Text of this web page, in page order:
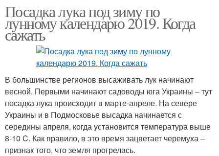
Посадка лука под зиму по
лунному календарю 2019. Когда
сажать
В большинстве регионов высаживать лук начинают
весной. Первыми начинают садоводы юга Украины – тут
посадка лука происходит в марте-апреле. На севере
Украины и в Подмосковье высадка начинается с
середины апреля, когда установится температура выше
8-10 C. Как правило, в это время зацветает черемуха –
признак того, что земля прогрелась.